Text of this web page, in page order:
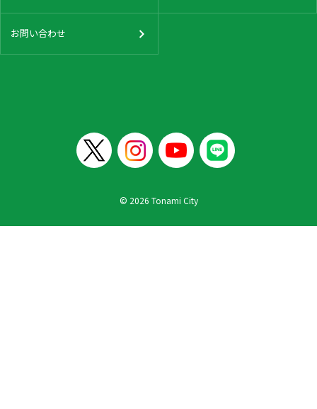
お問い合わせ
© 2026 Tonami City